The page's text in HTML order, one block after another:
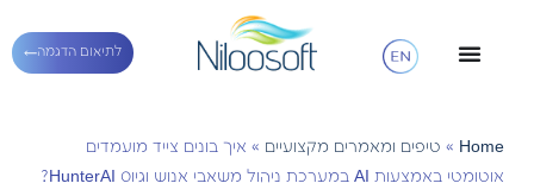
לתיאום הדגמה
Home
» טיפים ומאמרים מקצועיים » איך בונים צייד מועמדים
אוטומטי באמצעות AI במערכת ניהול משאבי אנוש וגיוס HunterAI?